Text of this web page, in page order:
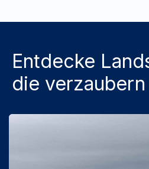
Entdecke
die verzaubern